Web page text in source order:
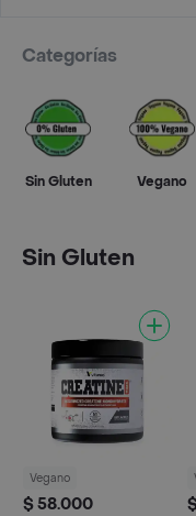
Categorías
Sin Gluten Vegano
Sin Gluten
Vegano
$ 58.000